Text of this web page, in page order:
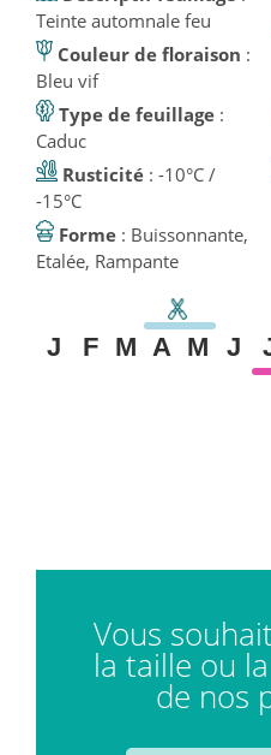
Teinte automnale feu
Couleur de floraison :
Bleu vif
Type de feuillage :
Caduc
Rusticité : -10°C /
-15°C
Forme : Buissonnante,
Etalée, Rampante
J F M A M J
Vous
la taille ou
de nos